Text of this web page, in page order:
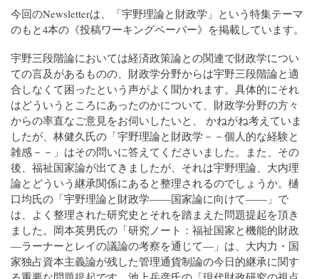
今回のNewsletterは、「宇野理論と財政学」という特集テーマ
のもと4本の《投稿ワーキングペーパー》を掲載しています。
宇野三段階論においては経済政策論との関連で財政学につい
ての言及があるものの、財政学分野からは宇野三段階論と適
合しなくて困ったという声がよく聞かれます。具体的にそれ
はどういうところにあったのかについて、財政学分野の方々
からの率直なご意見をお伺いしたいと、 かねがね考えていま
したが、林健久氏の「宇野理論と財政学－－個人的な経験と
雑感－－」はその問いに答えてくださいました。また、その
後、福祉国家論が出てきましたが、それは宇野理論、大内理
論とどういう継承関係にあると整理されるのでしょうか。樋
口均氏の「宇野理論と財政学――国家論に向けて――」で
は、よく整理された研究史とそれを踏まえた問題提起を頂き
ました。岡本英男氏の「研究ノート：福祉国家と機能的財政
―ラーナーとレイの議論の考察を通じて―」は、大内力・国
家独占資本主義論が残した管理通貨制論の今日的継承に関す